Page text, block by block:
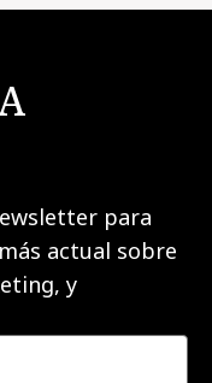
para
actual sobre
y